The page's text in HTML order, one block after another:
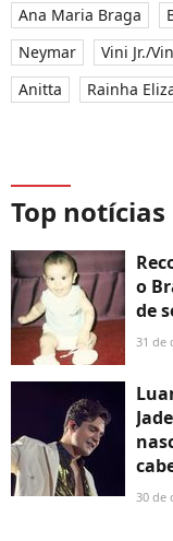
Ana Maria Braga
Neymar
Vini Jr./
Anitta
Rainha
Top
o
de
31 de
30 de